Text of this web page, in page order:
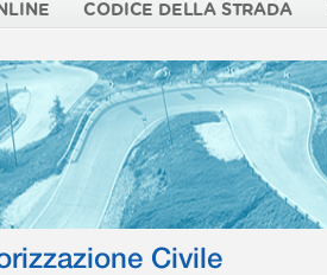
CODICE DELLA STRADA
Civile